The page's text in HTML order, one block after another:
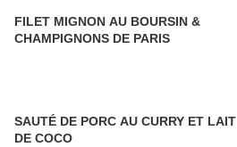
FILET MIGNON AU BOURSIN &
CHAMPIGNONS DE PARIS
SAUTÉ DE PORC AU CURRY ET LAIT
DE COCO